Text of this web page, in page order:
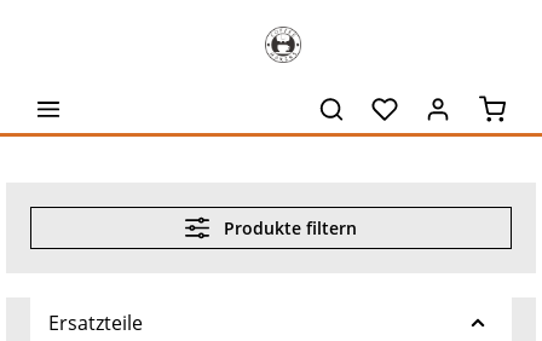
Produkte filtern
Ersatzteile